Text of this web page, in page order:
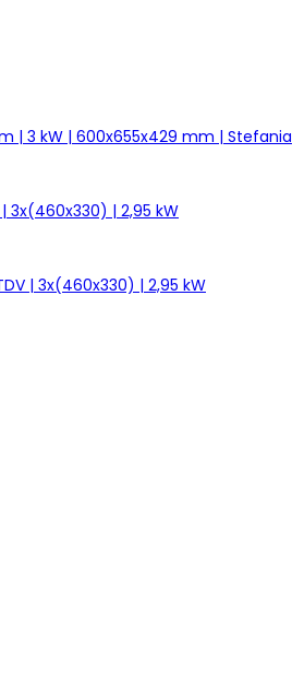
| 3 kW | 600x655x429 mm | Stefania
| 3x(460x330) | 2,95 kW
| 3x(460x330) | 2,95 kW